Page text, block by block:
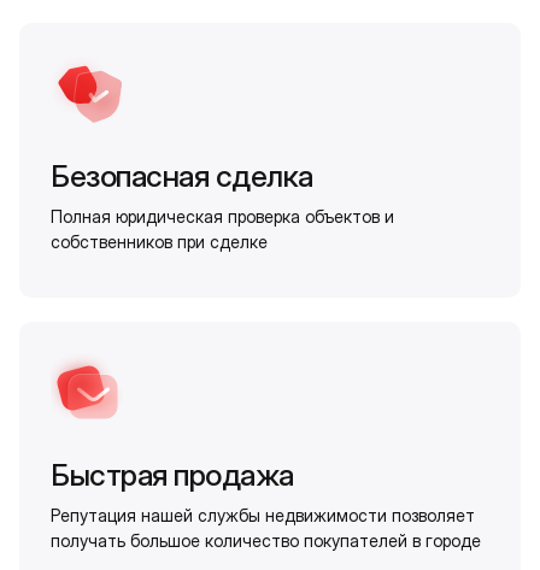
Безопасная сделка
Полная юридическая проверка объектов и
собственников при сделке
Быстрая продажа
Репутация нашей службы недвижимости позволяет
получать большое количество покупателей в городе